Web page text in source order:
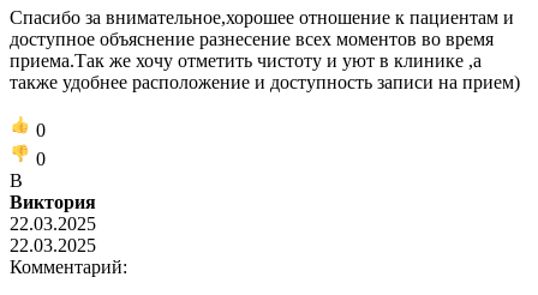
Спасибо за внимательное,хорошее отношение к пациентам и
доступное объяснение разнесение всех моментов во время
приема.Так же хочу отметить чистоту и уют в клинике ,а
также удобнее расположение и доступность записи на прием)
0
0
В
Виктория
22.03.2025
22.03.2025
Комментарий: